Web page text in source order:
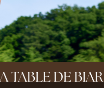
TABLE DE BIAR